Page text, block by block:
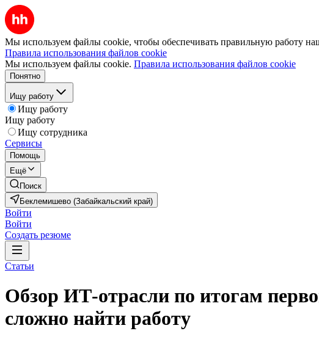
Мы используем файлы cookie, чтобы обеспечивать правильную работу
Правила использования файлов cookie
Мы используем файлы cookie. Правила использования файлов cookie
Понятно
Ищу работу
Ищу работу
Ищу работу
Ищу сотрудника
Сервисы
Помощь
Ещё
Поиск
Беклемишево (Забайкальский край)
Войти
Войти
Создать резюме
Статьи
Обзор ИТ-отрасли по итогам
сложно найти работу